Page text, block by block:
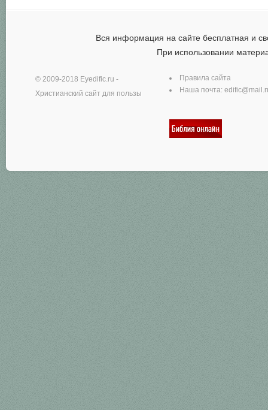
Вся информация на сайте бесплатная и
При использовании
© 2009-2018 Eyedific.ru -
Христианский сайт для пользы
Правила сайта
Наша почта: